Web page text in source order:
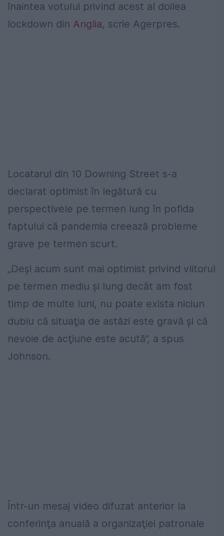
înaintea votului privind acest al doilea
lockdown din Anglia, scrie Agerpres.
Locatarul din 10 Downing Street s-a
declarat optimist în legătură cu
perspectivele pe termen lung în pofida
faptului că pandemia creează probleme
grave pe termen scurt.
„Deşi acum sunt mai optimist privind viitorul
pe termen mediu şi lung decât am fost
timp de multe luni, nu poate exista niciun
dubiu că situaţia de astăzi este gravă şi că
nevoie de acţiune este acută”, a spus
Johnson.
Într-un mesaj video difuzat anterior la
conferinţa anuală a organizaţiei patronale